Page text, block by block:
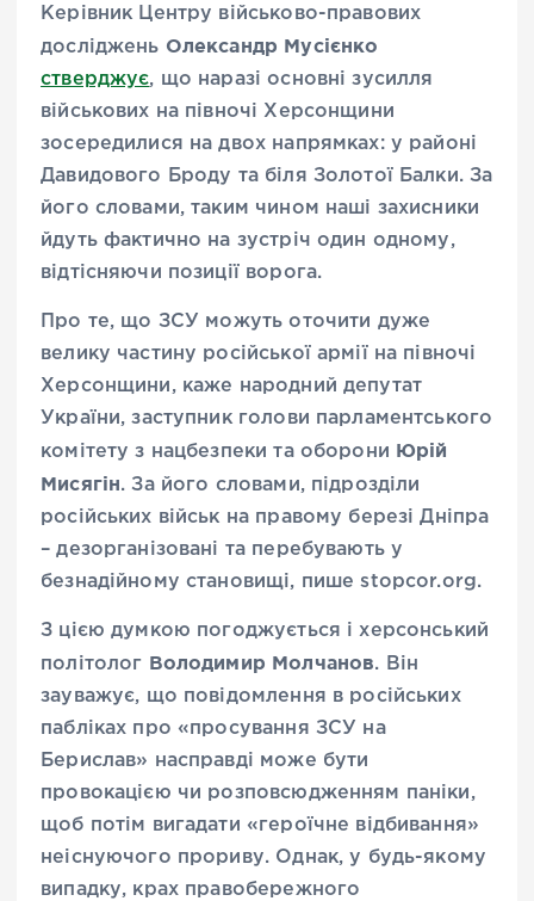
Керівник Центру військово-правових
досліджень Олександр Мусієнко
стверджує, що наразі основні зусилля
військових на півночі Херсонщини
зосередилися на двох напрямках: у районі
Давидового Броду та біля Золотої Балки. За
його словами, таким чином наші захисники
йдуть фактично на зустріч один одному,
відтісняючи позиції ворога.
Про те, що ЗСУ можуть оточити дуже
велику частину російської армії на півночі
Херсонщини, каже народний депутат
України, заступник голови парламентського
комітету з нацбезпеки та оборони Юрій
Мисягін. За його словами, підрозділи
російських військ на правому березі Дніпра
– дезорганізовані та перебувають у
безнадійному становищі, пише stopcor.org.
З цією думкою погоджується і херсонський
політолог Володимир Молчанов. Він
зауважує, що повідомлення в російських
пабліках про «просування ЗСУ на
Берислав» насправді може бути
провокацією чи розповсюдженням паніки,
щоб потім вигадати «героїчне відбивання»
неіснуючого прориву. Однак, у будь-якому
випадку, крах правобережного